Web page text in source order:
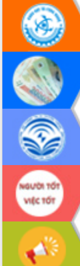
Đắk Lắk: Tôn vinh 46
thi Sáng tạo Kỹ thuật
Đắk Lắk rà soát, điều
về phát triển nuôi trồng
Phó Chủ tịch UBND
Trương Công Thái
Dự án cao tốc Khánh
Thuột
Định vị cà phê Việt
sản sống” trong dòng
Xây dựng nông thôn
sống người dân từ
thực
Quyết liệt tháo gỡ
nhanh tiến độ các dự
trong Khu kinh tế Nam
Hòn Yến phát triển du
tồn biển
Lấy ý kiến điều chỉnh
Đắk Lắk thời kỳ 2021-